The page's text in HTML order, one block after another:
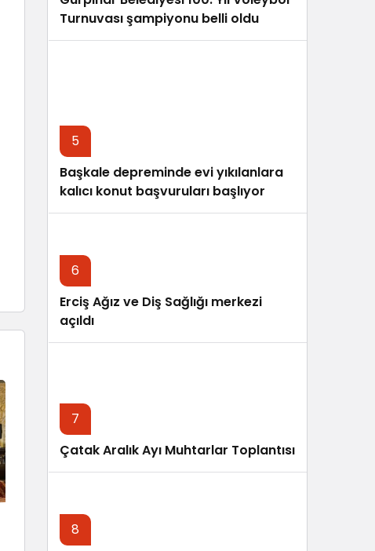
Turnuvası şampiyonu belli oldu
5
Başkale depreminde evi yıkılanlara
kalıcı konut başvuruları başlıyor
6
Erciş Ağız ve Diş Sağlığı merkezi
açıldı
7
Çatak Aralık Ayı Muhtarlar Toplantısı
8